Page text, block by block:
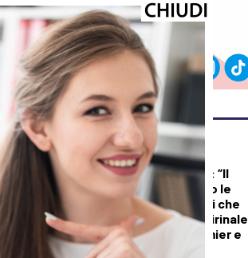
ULTIMI ARTICOLI
DALLA TOSCANA
Renzi in Versiliana: “Il
problema non sono le
primarie. Ma Meloni che
vuole andare al Quirinale
con Vannacci premier e
Salvini al Viminale”